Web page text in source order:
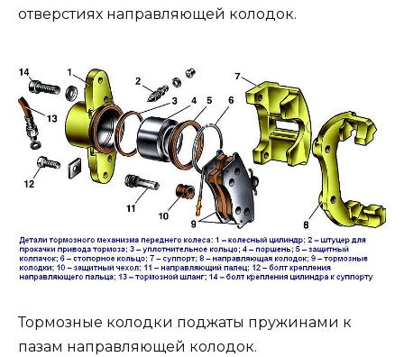
отверстиях направляющей колодок.
Тормозные колодки поджаты пружинами к
пазам направляющей колодок.